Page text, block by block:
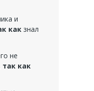
и
как знал
не
так как